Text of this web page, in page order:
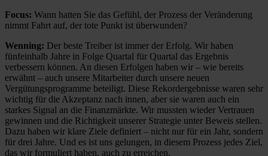
Focus: Wann hatten Sie das Gefühl, der Prozess der Veränderung
nimmt Fahrt auf, der tote Punkt ist überwunden?
Wenning: Der beste Treiber ist immer der Erfolg. Wir haben
fünfeinhalb Jahre in Folge Quartal für Quartal das Ergebnis
verbessern können. An diesen Erfolgen haben wir – wie bereits
erwähnt – auch unsere Mitarbeiter durch unsere neuen
Vergütungsprogramme beteiligt. Diese Rekordergebnisse waren sehr
wichtig für die Akzeptanz nach innen, aber sie waren auch ein
starkes Signal an die Finanzmärkte. Wir mussten wieder Vertrauen
gewinnen und die Richtigkeit unserer Strategie unter Beweis stellen.
Dazu haben wir klare Ziele definiert – nicht nur für ein Jahr, sondern
für drei Jahre. Und es ist uns gelungen, in diesem Prozess jedes Ziel,
das wir formuliert haben, auch zu erreichen.